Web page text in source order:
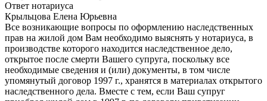
Ответ нотариуса
Крыльцова Елена Юрьевна
Все возникающие вопросы по оформлению наследственных
прав на жилой дом Вам необходимо выяснять у нотариуса, в
производстве которого находится наследственное дело,
открытое после смерти Вашего супруга, поскольку все
необходимые сведения и (или) документы, в том числе
упомянутый договор 1997 г., хранятся в материалах открытого
наследственного дела. Вместе с тем, если Ваш супруг